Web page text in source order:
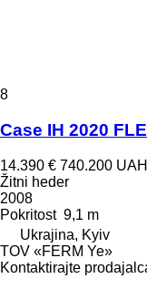
8
Case IH 2020
14.390 € 740.200 UAH
Žitni heder
2008
Pokritost 9,1 m
Ukrajina, Kyiv
TOV «FERM Ye»
Kontaktirajte